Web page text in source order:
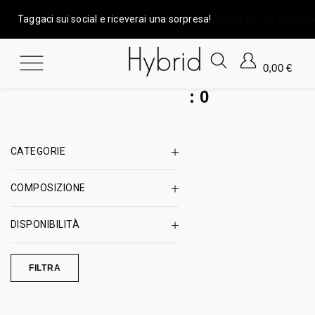
Taggaci sui social e riceverai una sorpresa!
0,00 €
: 0
CATEGORIE
COMPOSIZIONE
DISPONIBILITÀ
FILTRA